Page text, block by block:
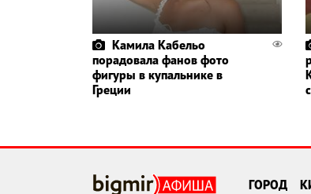
Камила Кабельо
порадовала фанов фото
фигуры в купальнике в
Греции
ГОРОД